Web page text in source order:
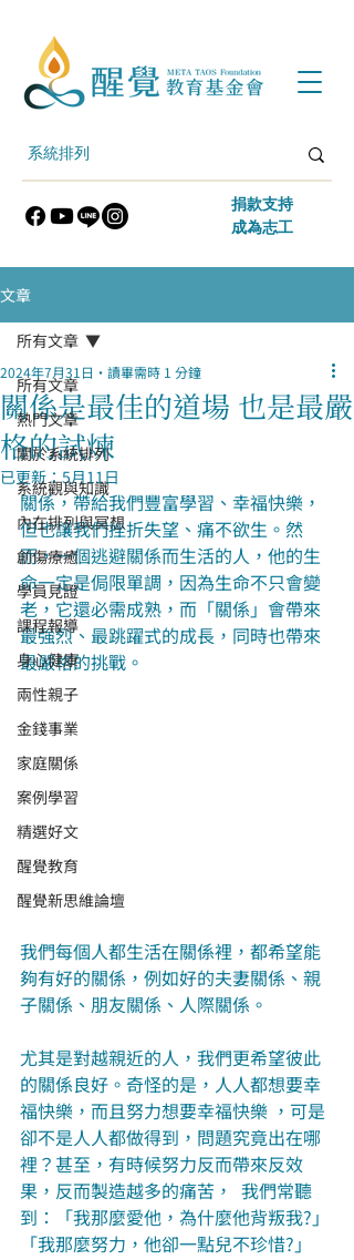
​捐款支持
​成為志工
文章
所有文章
熱門文章
關於系統排列
系統觀與知識
內在排列與冥想
創傷療癒
學員見證
課程報導
身心健康
兩性親子
金錢事業
家庭關係
案例學習
精選好文
醒覺教育
醒覺新思維論壇
所有文章
關係是最佳的道場 也是最嚴
格的試煉
2024年7月31日 讀畢需時 1 分鐘
已更新：5月11日
關係，帶給我們豐富學習、幸福快樂，
但也讓我們挫折失望、痛不欲生。然
而，一個逃避關係而生活的人，他的生
命一定是侷限單調，因為生命不只會變
老，它還必需成熟，而「關係」會帶來
最強烈、最跳躍式的成長，同時也帶來
最嚴格的挑戰。
我們每個人都生活在關係裡，都希望能
夠有好的關係，例如好的夫妻關係、親
子關係、朋友關係、人際關係。
尤其是對越親近的人，我們更希望彼此
的關係良好。奇怪的是，人人都想要幸
福快樂，而且努力想要幸福快樂 ，可是
卻不是人人都做得到，問題究竟出在哪
裡？甚至，有時候努力反而帶來反效
果，反而製造越多的痛苦，  我們常聽
到：「我那麼愛他，為什麼他背叛我?」
「我那麼努力，他卻一點兒不珍惜?」